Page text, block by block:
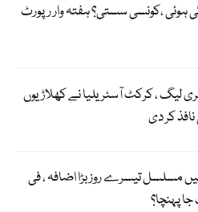
ہوئی ،کونسی سستی؟ ہفتہ وار رپورٹ
لیگ ، کرکٹ آسٹریلیا نے کھلاڑیوں
کر دی
مسلسل تیسرے روز بڑا اضافہ ، فی
پہنچا؟